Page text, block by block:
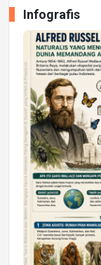
Infografis